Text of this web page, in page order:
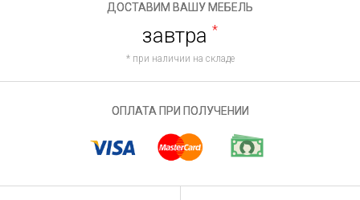
ДОСТАВИМ ВАШУ МЕБЕЛЬ
завтра *
* при наличии на складе
ОПЛАТА ПРИ ПОЛУЧЕНИИ